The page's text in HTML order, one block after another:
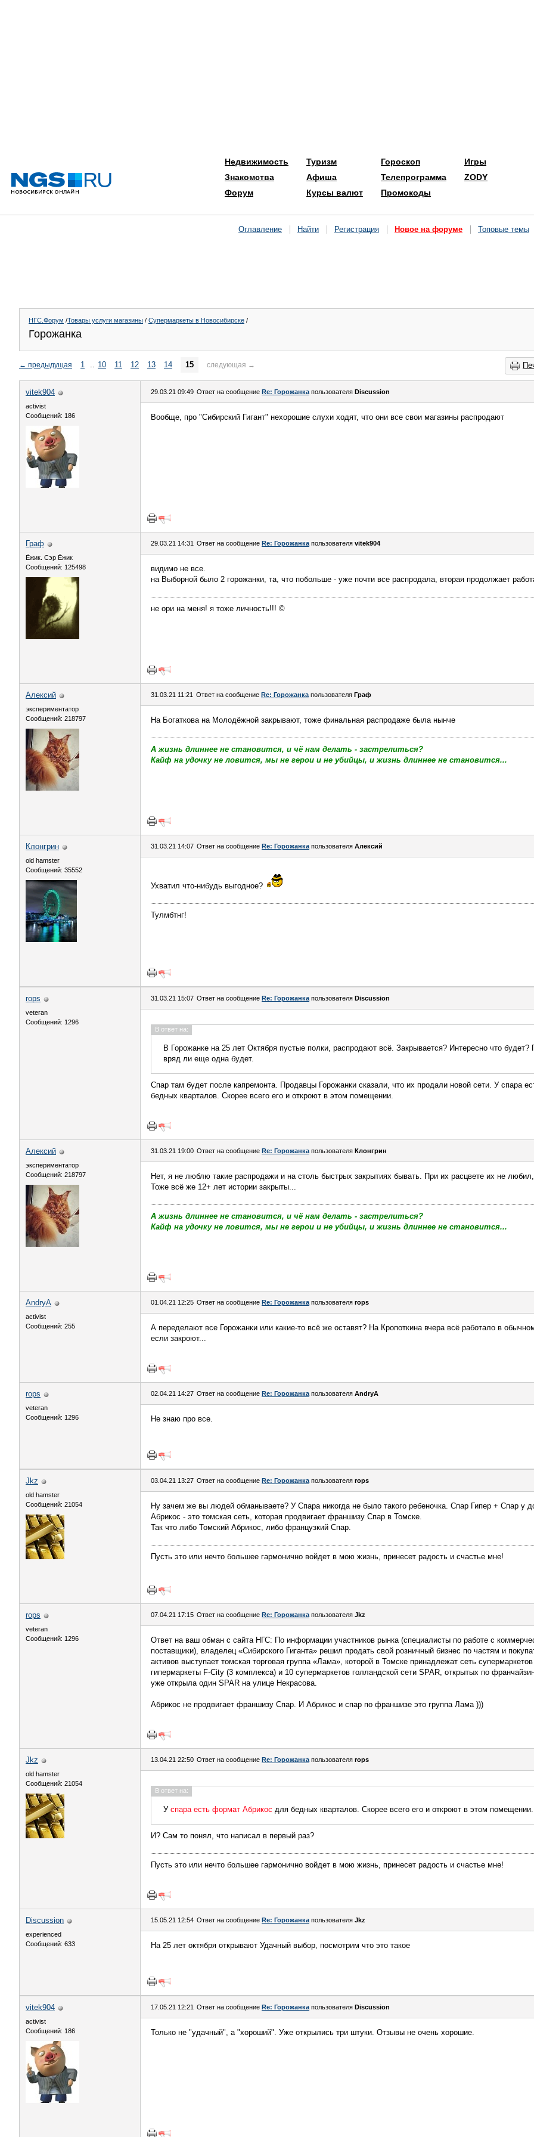
Недвижимость
Знакомства
Форум
Туризм
Афиша
Курсы валют
Гороскоп
Телепрограмма
Промокоды
Игры
ZODY
Оглавление Найти Регистрация Новое на форуме Топовые темы
НГС.Форум /Товары услуги магазины / Супермаркеты в Новосибирске /
Горожанка
← предыдущая 1 .. 10 11 12 13 14 15 следующая →
vitek904
activist
Сообщений: 186
29.03.21 09:49 Ответ на сообщение Re: Горожанка пользователя Discussion
Вообще, про "Сибирский Гигант" нехорошие слухи ходят, что они все свои магазины распродают
Граф
Ёжик. Сэр Ёжик
Сообщений: 125498
29.03.21 14:31 Ответ на сообщение Re: Горожанка пользователя vitek904
видимо не все.
на Выборной было 2 горожанки, та, что побольше - уже почти все распродала, вторая продолжает
не ори на меня! я тоже личность!!! ©
Алексий
экспериментатор
Сообщений: 218797
31.03.21 11:21 Ответ на сообщение Re: Горожанка пользователя Граф
На Богаткова на Молодёжной закрывают, тоже финальная распродаже была нынче
А жизнь длиннее не становится, и чё нам делать - застрелиться?
Кайф на удочку не ловится, мы не герои и не убийцы, и жизнь длиннее не становится...
Клонгрин
old hamster
Сообщений: 35552
31.03.21 14:07 Ответ на сообщение Re: Горожанка пользователя Алексий
Ухватил что-нибудь выгодное?
Тулмбтнг!
rops
veteran
Сообщений: 1296
31.03.21 15:07 Ответ на сообщение Re: Горожанка пользователя Discussion
В ответ на:
В Горожанке на 25 лет Октября пустые полки, распродают всё. Закрывается? Интересно что будет?
вряд ли еще одна будет.
Спар там будет после капремонта. Продавцы Горожанки сказали, что их продали новой сети. У спара
бедных кварталов. Скорее всего его и откроют в этом помещении.
Алексий
экспериментатор
Сообщений: 218797
31.03.21 19:00 Ответ на сообщение Re: Горожанка пользователя Клонгрин
Нет, я не люблю такие распродажи и на столь быстрых закрытиях бывать. При их расцвете их не
Тоже всё же 12+ лет истории закрыты...
А жизнь длиннее не становится, и чё нам делать - застрелиться?
Кайф на удочку не ловится, мы не герои и не убийцы, и жизнь длиннее не становится...
AndryA
activist
Сообщений: 255
01.04.21 12:25 Ответ на сообщение Re: Горожанка пользователя rops
А переделают все Горожанки или какие-то всё же оставят? На Кропоткина вчера всё работало в
если закроют...
rops
veteran
Сообщений: 1296
02.04.21 14:27 Ответ на сообщение Re: Горожанка пользователя AndryA
Не знаю про все.
Jkz
old hamster
Сообщений: 21054
03.04.21 13:27 Ответ на сообщение Re: Горожанка пользователя rops
Ну зачем же вы людей обманываете? У Спара никогда не было такого ребеночка. Спар Гипер + Спар у
Абрикос - это томская сеть, которая продвигает франшизу Спар в Томске.
Так что либо Томский Абрикос, либо французкий Спар.
Пусть это или нечто большее гармонично войдет в мою жизнь, принесет радость и счастье мне!
rops
veteran
Сообщений: 1296
07.04.21 17:15 Ответ на сообщение Re: Горожанка пользователя Jkz
Ответ на ваш обман с сайта НГС: По информации участников рынка (специалисты по работе с
поставщики), владелец «Сибирского Гиганта» решил продать свой розничный бизнес по частям и
активов выступает томская торговая группа «Лама», которой в Томске принадлежат сеть
гипермаркеты F-City (3 комплекса) и 10 супермаркетов голландской сети SPAR, открытых по
уже открыла один SPAR на улице Некрасова.
Абрикос не продвигает франшизу Спар. И Абрикос и спар по франшизе это группа Лама )))
Jkz
old hamster
Сообщений: 21054
13.04.21 22:50 Ответ на сообщение Re: Горожанка пользователя rops
В ответ на:
У спара есть формат Абрикос для бедных кварталов. Скорее всего его и откроют в этом помещении.
И? Сам то понял, что написал в первый раз?
Пусть это или нечто большее гармонично войдет в мою жизнь, принесет радость и счастье мне!
Discussion
experienced
Сообщений: 633
15.05.21 12:54 Ответ на сообщение Re: Горожанка пользователя Jkz
На 25 лет октября открывают Удачный выбор, посмотрим что это такое
vitek904
activist
Сообщений: 186
17.05.21 12:21 Ответ на сообщение Re: Горожанка пользователя Discussion
Только не "удачный", а "хороший". Уже открылись три штуки. Отзывы не очень хорошие.